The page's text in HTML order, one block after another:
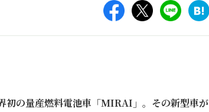
初の量産燃料電池車「MIRAI」。その新型車が